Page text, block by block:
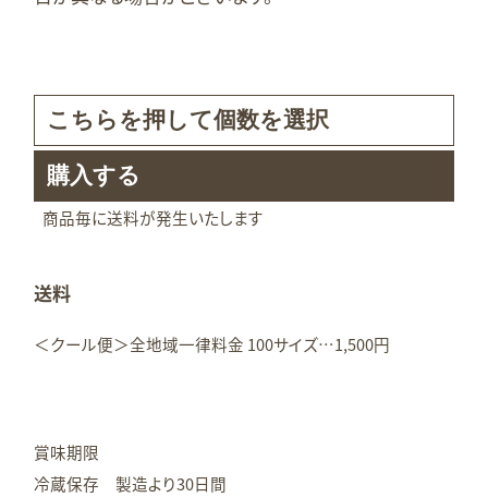
商品毎に送料が発生いたします
送料
＜クール便＞全地域一律料金 100サイズ…1,500円
賞味期限
冷蔵保存 製造より30日間